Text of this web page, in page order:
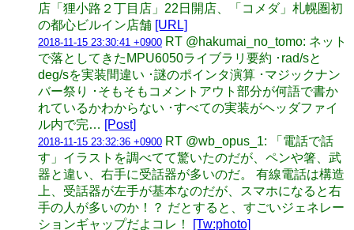
店「狸小路２丁目店」22日開店、「コメダ」札幌圏初
の都心ビルイン店舗 [URL]
2018-11-15 23:30:41 +0900 RT @hakumai_no_tomo: ネット
で落としてきたMPU6050ライブラリ要約 ･rad/sと
deg/sを実装間違い ･謎のポインタ演算 ･マジックナン
バー祭り ･そもそもコメントアウト部分が何語で書か
れているかわからない ･すべての実装がヘッダファイ
ル内で完… [Post]
2018-11-15 23:32:36 +0900 RT @wb_opus_1: 「電話で話
す」イラストを調べてて驚いたのだが、ペンや箸、武
器と違い、右手に受話器が多いのだ。 有線電話は構造
上、受話器が左手が基本なのだが、スマホになると右
手の人が多いのか！？ だとすると、すごいジェネレー
ションギャップだよコレ！
[Tw:photo]